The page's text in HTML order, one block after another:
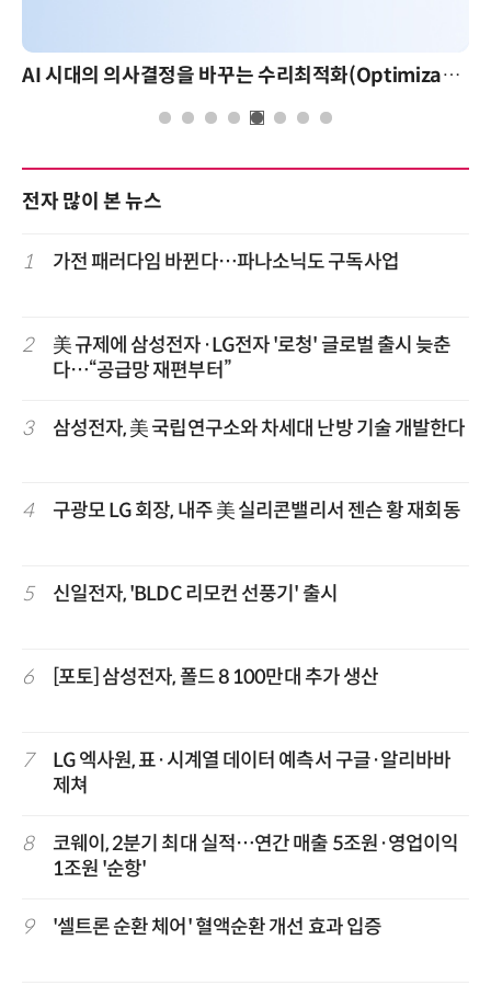
AI 시대의 의사결정을 바꾸는 수리최적화(Optimization): 실제 산업 적용 사례와 활용 전략
전자 많이 본 뉴스
1 가전 패러다임 바뀐다…파나소닉도 구독사업
2
美 규제에 삼성전자·LG전자 '로청' 글로벌 출시 늦춘
다…“공급망 재편부터”
3 삼성전자, 美 국립연구소와 차세대 난방 기술 개발한다
4 구광모 LG 회장, 내주 美 실리콘밸리서 젠슨 황 재회동
5 신일전자, 'BLDC 리모컨 선풍기' 출시
6 [포토] 삼성전자, 폴드 8 100만대 추가 생산
7
LG 엑사원, 표·시계열 데이터 예측서 구글·알리바바
제쳐
8
코웨이, 2분기 최대 실적…연간 매출 5조원·영업이익
1조원 '순항'
9 '셀트론 순환 체어' 혈액순환 개선 효과 입증